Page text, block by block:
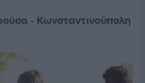
- Κωνσταντινούπολη